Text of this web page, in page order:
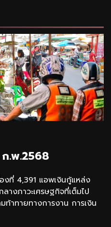
.พ.2568
งที่ 4,391 แอพเงินกู้แหล่ง
งภาวะเศรษฐกิจที่เต็มไป
ท้าทายทางการงาน การเงิน